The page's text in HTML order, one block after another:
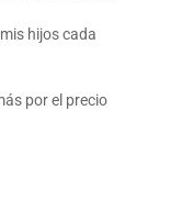
hijos cada
por el precio